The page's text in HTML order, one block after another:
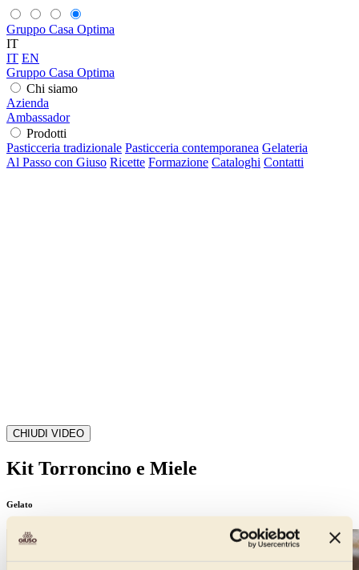
Gruppo Casa Optima
IT
IT EN
Gruppo Casa Optima
Chi siamo
Azienda
Ambassador
Prodotti
Pasticceria tradizionale Pasticceria contemporanea Gelateria
Al Passo con Giuso Ricette Formazione Cataloghi Contatti
CHIUDI VIDEO
Kit Torroncino e Miele
Gelato